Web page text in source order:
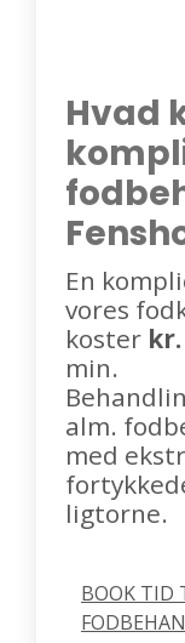
Hvad
En
vores
koster
min.
alm.
med
ligtorne.
BOOK TID